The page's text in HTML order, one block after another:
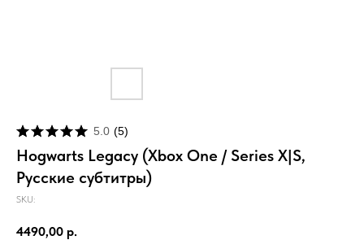
5.0 (5)
Hogwarts Legacy (Xbox One / Series X|S,
Русские субтитры)
SKU:
4490,00 р.